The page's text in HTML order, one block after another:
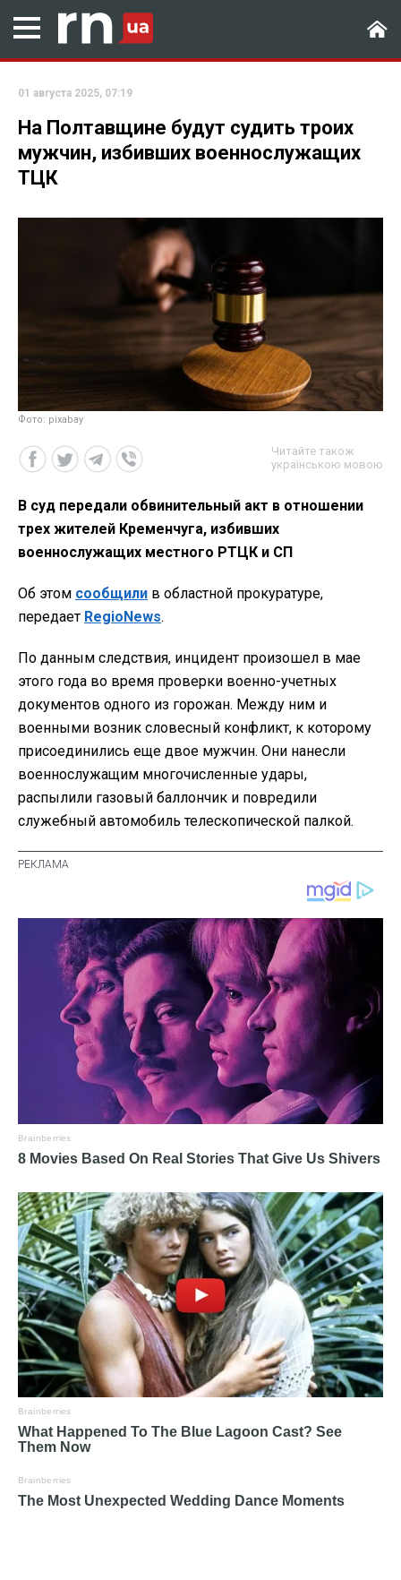
01 августа 2025, 07:19
На Полтавщине будут судить троих
мужчин, избивших военнослужащих
ТЦК
Фото: pixabay
Читайте також
українською мовою
В суд передали обвинительный акт в отношении
трех жителей Кременчуга, избивших
военнослужащих местного РТЦК и СП
Об этом сообщили в областной прокуратуре,
передает RegioNews.
По данным следствия, инцидент произошел в мае
этого года во время проверки военно-учетных
документов одного из горожан. Между ним и
военными возник словесный конфликт, к которому
присоединились еще двое мужчин. Они нанесли
военнослужащим многочисленные удары,
распылили газовый баллончик и повредили
служебный автомобиль телескопической палкой.